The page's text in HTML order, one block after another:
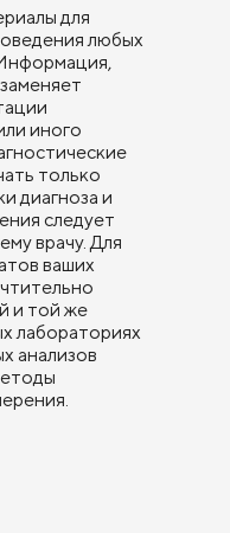
для
любых
иного
только
диагноза и
следует
врачу. Для
ваших
и той же
лабораториях
анализов